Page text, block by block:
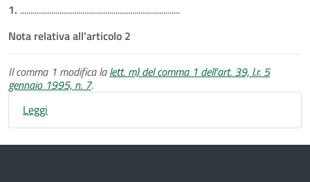
1. .............................................................................
Nota relativa all'articolo 2
Il comma 1 modifica lalett. m) del comma 1 dell’art. 39, l.r. 5
gennaio 1995, n. 7.
Leggi